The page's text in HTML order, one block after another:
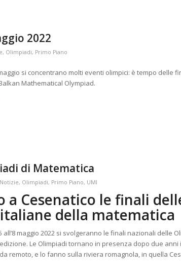
2022
, Olimpiadi, Primo Piano
si concentrano molti eventi olimpici: è tempo delle
Mathematical Olympiad.
di Matematica
Notizie, Olimpiadi, Primo Piano, UMI
a Cesenatico le finali
della matematica
5 all’8 maggio 2022 si svolgeranno le finali nazionali delle
Le Olimpiadi tornano in presenza dopo due
remoto, e lo fanno sulla riviera romagnola, in quella